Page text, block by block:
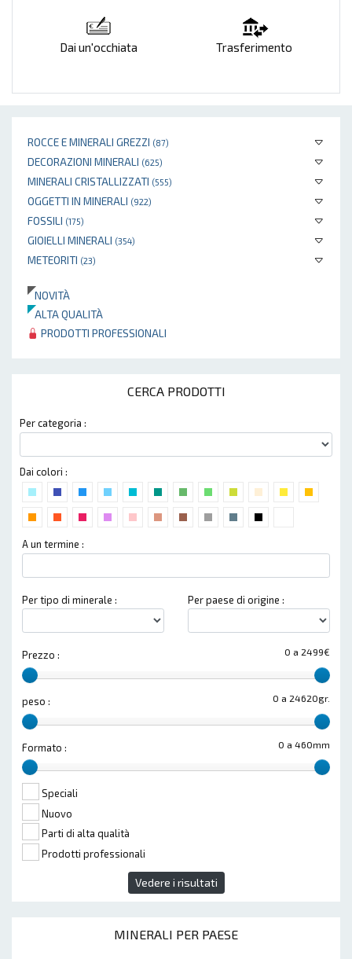
ROCCE E MINERALI GREZZI (87)
DECORAZIONI MINERALI (625)
MINERALI CRISTALLIZZATI (555)
OGGETTI IN MINERALI (922)
FOSSILI (175)
GIOIELLI MINERALI (354)
METEORITI (23)
NOVITÀ
ALTA QUALITÀ
PRODOTTI PROFESSIONALI
CERCA PRODOTTI
Per categoria :
Dai colori :
A un termine :
Per tipo di minerale : Per paese di origine :
0 a 2499€
Prezzo :
0 a 24620gr.
peso :
0 a 460mm
Formato :
Speciali
Nuovo
Parti di alta qualità
Prodotti professionali
Vedere i risultati
MINERALI PER PAESE
Dai un'occhiata Trasferimento